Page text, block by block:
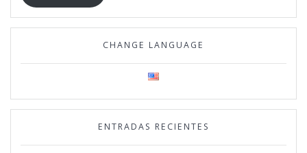
CHANGE LANGUAGE
ENTRADAS RECIENTES